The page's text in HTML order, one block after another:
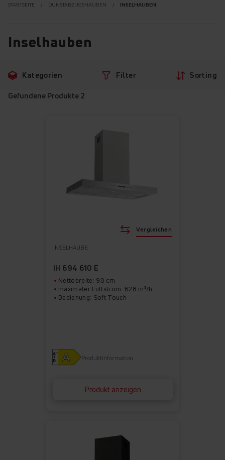
STARTSEITE DUNSTABZUGSHAUBEN INSELHAUBEN
Inselhauben
den
Kategorien Filter Sorting
Gefundene Produkte 2
INSELHAUBE
IH 694 610 E
Produkt anzeigen
Nettobreite: 90 cm
maximaler Luftstrom: 628 m³/h
Bedienung: Soft Touch
Produktinformation
Vergleichen
den